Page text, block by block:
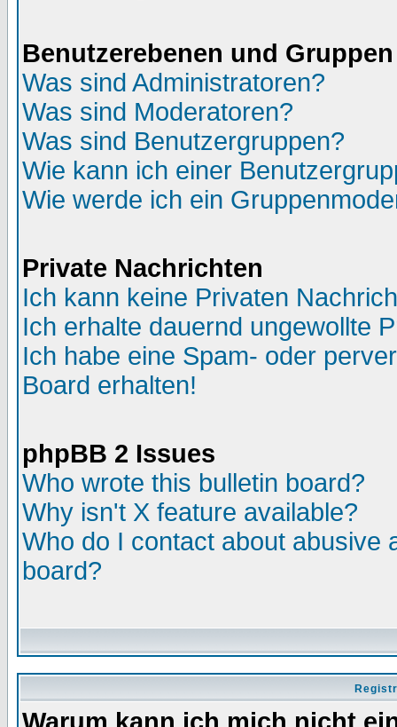
Benutzerebenen und Gruppen
Was sind Administratoren?
Was sind Moderatoren?
Was sind Benutzergruppen?
Wie kann ich einer
Wie werde ich ein
Private Nachrichten
Ich kann keine Privaten
Ich erhalte dauernd ungewollte
Ich habe eine Spam- oder
Board erhalten!
phpBB 2 Issues
Who wrote this bulletin board?
Why isn't X feature available?
Who do I contact about abusive
board?